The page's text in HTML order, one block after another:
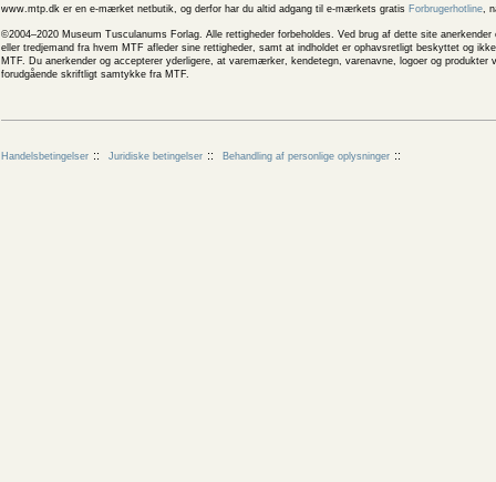
www.mtp.dk er en e-mærket netbutik, og derfor har du altid adgang til e-mærkets gratis Forbrugerhotline,
©2004–2020 Museum Tusculanums Forlag. Alle rettigheder forbeholdes. Ved brug af dette site
eller tredjemand fra hvem MTF afleder sine rettigheder, samt at indholdet er ophavsretligt beskyttet og
MTF. Du anerkender og accepterer yderligere, at varemærker, kendetegn, varenavne, logoer og
forudgående skriftligt samtykke fra MTF.
Handelsbetingelser Juridiske betingelser Behandling af personlige oplysninger